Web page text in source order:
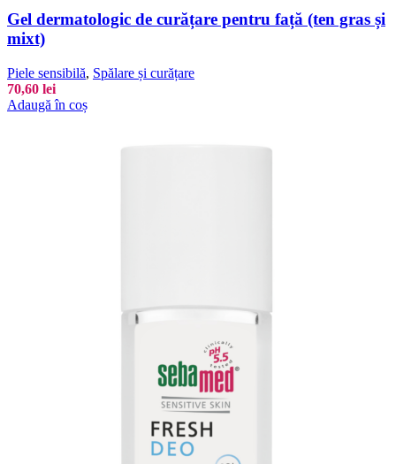
Gel dermatologic de curățare pentru față (ten gras și
mixt)
Piele sensibilă, Spălare și curățare
70,60 lei
Adaugă în coș